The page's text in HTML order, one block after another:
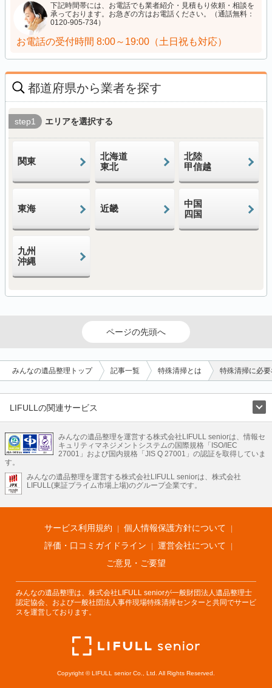
下記時間帯には、お電話でも業者紹介・見積もり依頼・相談を
承っております。お急ぎの方はお電話ください。（通話無料：
0120-905-734）
お電話の受付時間 8:00～19:00（土日祝も対応）
都道府県から業者を探す
step1 エリアを選択する
関東
北海道
東北
北陸
甲信越
東海 近畿
中国
四国
九州
沖縄
ページの先頭へ
みんなの遺品整理トップ 記事一覧 特殊清掃とは 特殊清掃に必
LIFULLの関連サービス
不動産・住宅
引越し 老人ホーム 地方創生
ママの就労支援
不動産クラウドファンディング 遺品整理 老後の暮らし情報
LIFULL HOME'Sのサービス
不動産・住宅
不動産査定 マンション専門売却査定 不動産投資 アドバイザー
不動産アーカイブ
空き家バンク 家賃相場 不動産会社
不動産用語集 住まいのお役立ち情報
LIFULL HOME'S PRESS
不動産転職
みんなの遺品整理を運営する株式会社LIFULL seniorは、情報セ
キュリティマネジメントシステムの国際規格「ISO/IEC
27001」および国内規格「JIS Q 27001」の認証を取得していま
す。
みんなの遺品整理を運営する株式会社LIFULL seniorは、株式会社
LIFULL(東証プライム市場上場)のグループ企業です。
サービス利用規約
個人情報保護方針について
評価・口コミガイドライン
運営会社について
ご意見・ご要望
みんなの遺品整理は、株式会社LIFULL seniorが一般財団法人遺品整理士
認定協会、および一般社団法人事件現場特殊清掃センターと共同でサービ
スを運営しております。
Copyright © LIFULL senior Co., Ltd. All Rights Reserved.